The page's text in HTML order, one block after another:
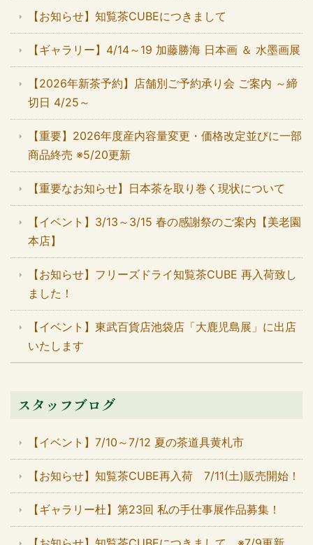
【お知らせ】知覧茶CUBEにつきまして
【ギャラリー】4/14～19 加藤勝海 日本画 ＆ 水墨画展
【2026年新茶予約】店舗別ご予約承り会 ご案内 ～締
切日 4/25～
【重要】2026年度産内容量変更・価格改定並びに一部
商品終売 ※5/20更新
【重要なお知らせ】日本茶を取り巻く現状について
【イベント】3/13～3/15 春の感謝祭のご案内【美老園
本店】
【お知らせ】フリーズドライ知覧茶CUBE 再入荷致し
ました！
【イベント】東武百貨店池袋店「大鹿児島展」に出店
いたします
スタッフブログ
【イベント】7/10～7/12 夏の茶道具黄札市
【お知らせ】知覧茶CUBE再入荷 7/11(土)販売開始！
【ギャラリー杜】第23回 私の手仕事展作品募集！